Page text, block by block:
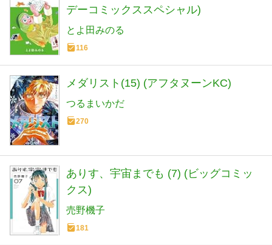
デーコミックススペシャル)
とよ田みのる
116
メダリスト(15) (アフタヌーンKC)
つるまいかだ
270
ありす、宇宙までも (7) (ビッグコミッ
クス)
売野機子
181